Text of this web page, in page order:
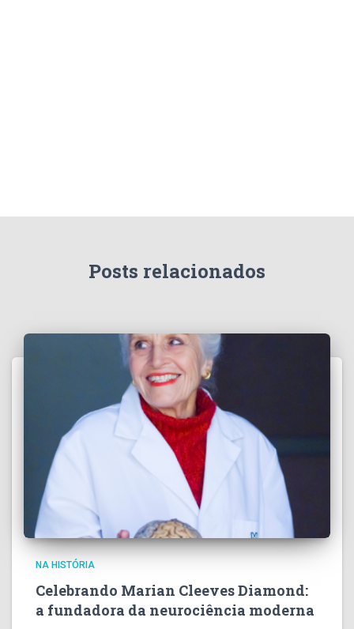
Posts relacionados
NA HISTÓRIA
Celebrando Marian Cleeves Diamond:
a fundadora da neurociência moderna